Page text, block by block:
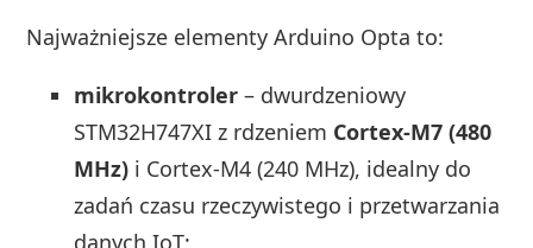
Najważniejsze elementy Arduino Opta to:
mikrokontroler – dwurdzeniowy
STM32H747XI z rdzeniem Cortex‑M7 (480
MHz) i Cortex‑M4 (240 MHz), idealny do
zadań czasu rzeczywistego i przetwarzania
danych IoT;